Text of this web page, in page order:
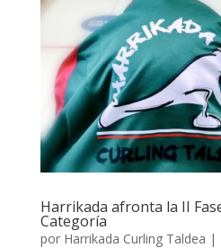
Harrikada afronta la II
Categoría
por Harrikada Curling Taldea |